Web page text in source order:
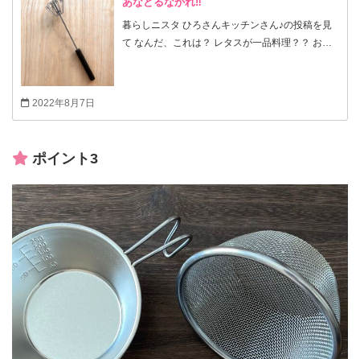
暮らしニスタ ひろさんキッチンさん♪の投稿を見
て なんだ、これは？ レタスが一品料理？？ お店
ルをゴシゴシ洗うには耐えられそうにもなく、し
かも電池が必要なので却下 やはりミニ泡立てがベ
ストか！ ↓↓↓ ミニ泡立ては悪くはないけど、勢い
よく混ぜた時、ボウルなど受ける側が大きくない
とこぼれてしまうのと、勢いよく混ぜる労力が要
りそうなので却下 「なにかベストな方法があるは
ず」とセリアさんをウロウロしていて発見‼︎ 正直
なところ、半信半疑で買いましたが、あなどるな
かれ 良い仕事するではないか (^_^)v
2022年8月7日
ポイント3